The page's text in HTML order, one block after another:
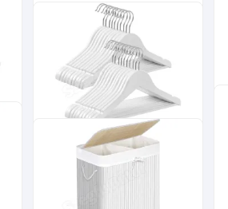
Bambusz kosár
szennyestartó 2 rekeszes
14 900
Vállfa készlet
gyerekruhákhoz 20db, fehér